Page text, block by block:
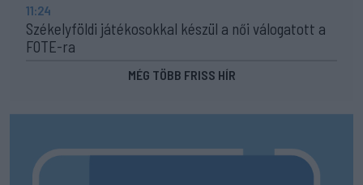
11:24
Székelyföldi játékosokkal készül a női válogatott a
FOTE-ra
MÉG TÖBB FRISS HÍR